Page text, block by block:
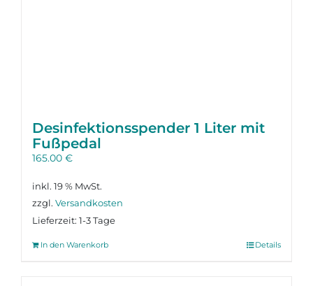
Desinfektions­spender 1 Liter mit
Fußpedal
165.00 €
inkl. 19 % MwSt.
zzgl. Versandkosten
Lieferzeit: 1-3 Tage
In den Warenkorb Details